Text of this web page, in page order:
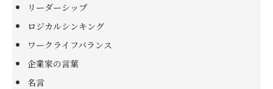
リーダーシップ
ロジカルシンキング
ワークライフバランス
企業家の言葉
名言